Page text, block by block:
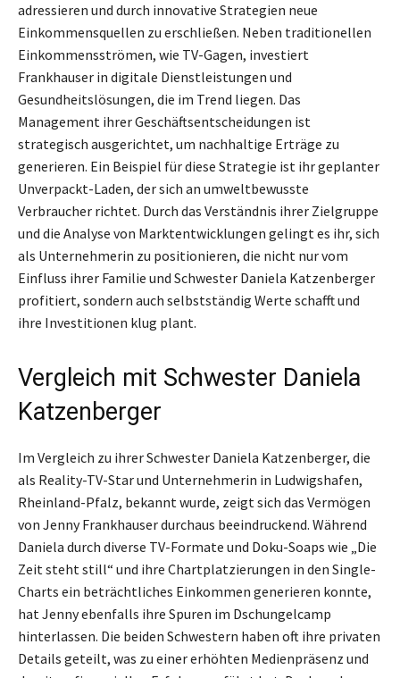
adressieren und durch innovative Strategien neue
Einkommensquellen zu erschließen. Neben traditionellen
Einkommensströmen, wie TV-Gagen, investiert
Frankhauser in digitale Dienstleistungen und
Gesundheitslösungen, die im Trend liegen. Das
Management ihrer Geschäftsentscheidungen ist
strategisch ausgerichtet, um nachhaltige Erträge zu
generieren. Ein Beispiel für diese Strategie ist ihr geplanter
Unverpackt-Laden, der sich an umweltbewusste
Verbraucher richtet. Durch das Verständnis ihrer Zielgruppe
und die Analyse von Marktentwicklungen gelingt es ihr, sich
als Unternehmerin zu positionieren, die nicht nur vom
Einfluss ihrer Familie und Schwester Daniela Katzenberger
profitiert, sondern auch selbstständig Werte schafft und
ihre Investitionen klug plant.
Vergleich mit Schwester Daniela
Katzenberger
Im Vergleich zu ihrer Schwester Daniela Katzenberger, die
als Reality-TV-Star und Unternehmerin in Ludwigshafen,
Rheinland-Pfalz, bekannt wurde, zeigt sich das Vermögen
von Jenny Frankhauser durchaus beeindruckend. Während
Daniela durch diverse TV-Formate und Doku-Soaps wie „Die
Zeit steht still“ und ihre Chartplatzierungen in den Single-
Charts ein beträchtliches Einkommen generieren konnte,
hat Jenny ebenfalls ihre Spuren im Dschungelcamp
hinterlassen. Die beiden Schwestern haben oft ihre privaten
Details geteilt, was zu einer erhöhten Medienpräsenz und